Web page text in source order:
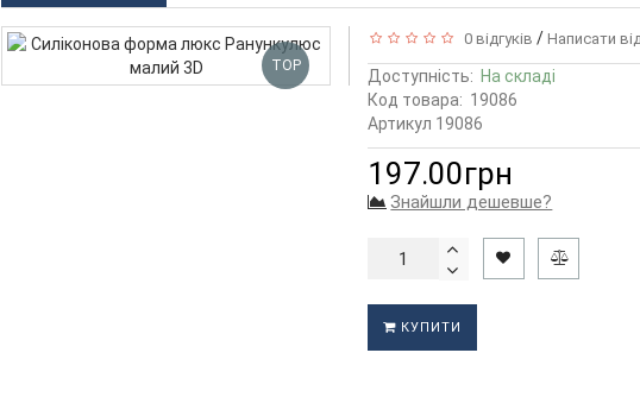
TOP
0 відгуків / Написати
Доступність: На складі
Код товара: 19086
Артикул 19086
197.00грн
Знайшли дешевше?
КУПИТИ